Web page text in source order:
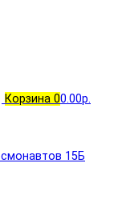
Корзина 00.00р.
15Б